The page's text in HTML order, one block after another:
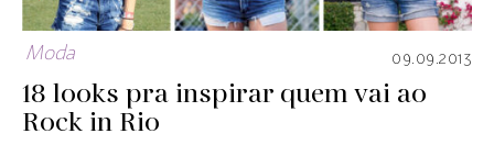
Moda 09.09.2013
18 looks pra inspirar quem vai ao
Rock in Rio